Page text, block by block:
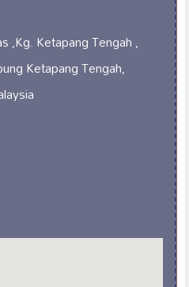
,Kg. Ketapang Tengah ,
Ketapang Tengah,